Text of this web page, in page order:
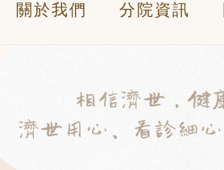
關於我們 分院資訊